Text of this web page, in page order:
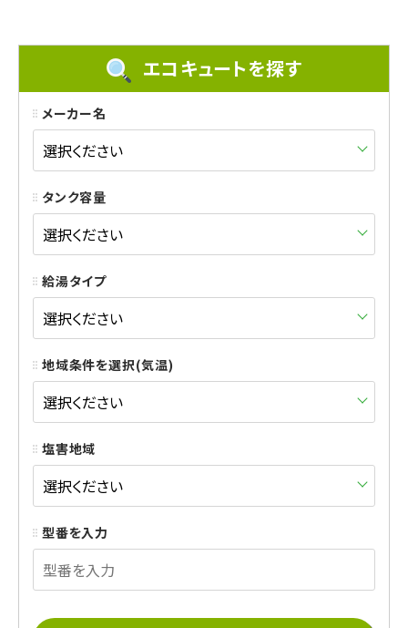
エコキュートを探す
メーカー名
タンク容量
給湯タイプ
地域条件を選択(気温)
塩害地域
型番を入力